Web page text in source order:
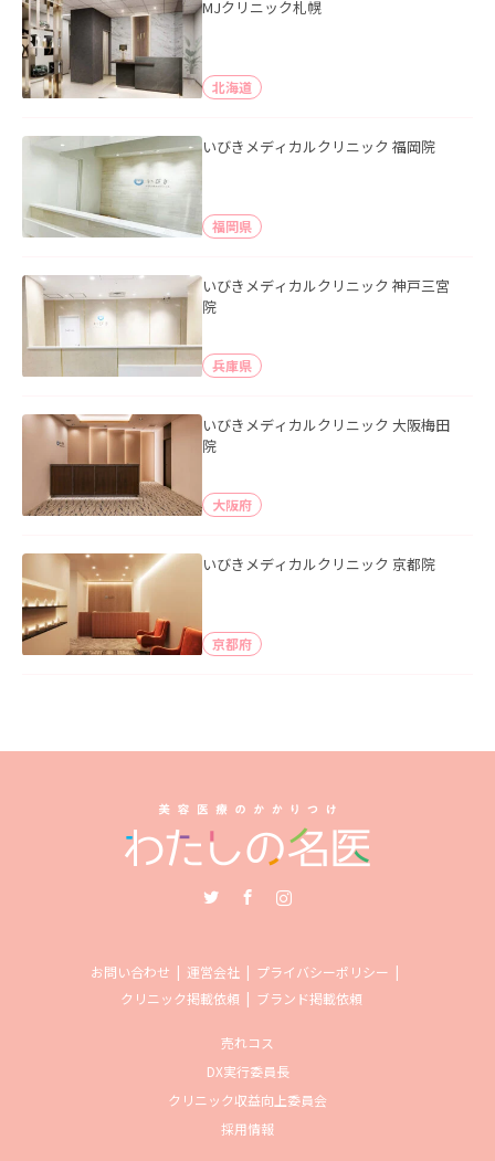
MJクリニック札幌
北海道
いびきメディカルクリニック 福岡院
福岡県
いびきメディカルクリニック 神戸三宮
院
兵庫県
いびきメディカルクリニック 大阪梅田
院
大阪府
いびきメディカルクリニック 京都院
京都府
お問い合わせ 運営会社
プライバシーポリシー
クリニック掲載依頼
ブランド掲載依頼
売れコス
DX実行委員長
クリニック収益向上委員会
採用情報